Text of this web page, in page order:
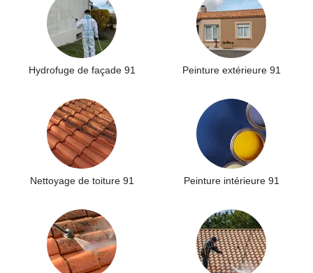
Hydrofuge de façade 91 Peinture extérieure 91
Nettoyage de toiture 91 Peinture intérieure 91